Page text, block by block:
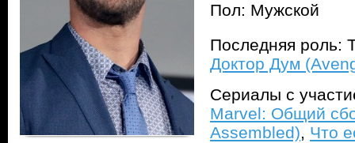
Пол: Мужской
Последняя роль:
Доктор Дум
Сериалы с
Marvel: Общий
Assembled), Что